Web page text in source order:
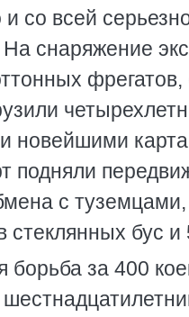
со всей
снаряжение
новейшими
подняли
с
стеклянных бус
за 400